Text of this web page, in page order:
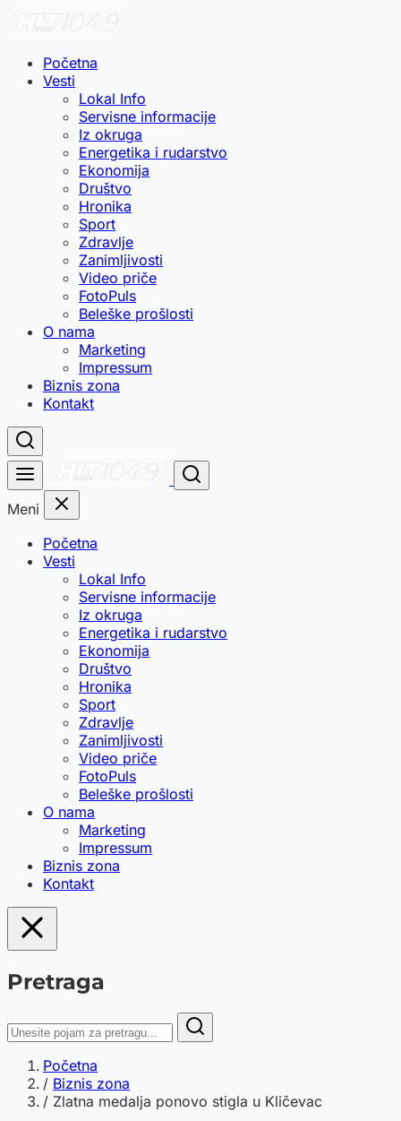
Početna
Vesti
Lokal Info
Servisne informacije
Iz okruga
Energetika i rudarstvo
Ekonomija
Društvo
Hronika
Sport
Zdravlje
Zanimljivosti
Video priče
FotoPuls
Beleške prošlosti
O nama
Marketing
Impressum
Biznis zona
Kontakt
Meni
Početna
Vesti
Lokal Info
Servisne informacije
Iz okruga
Energetika i rudarstvo
Ekonomija
Društvo
Hronika
Sport
Zdravlje
Zanimljivosti
Video priče
FotoPuls
Beleške prošlosti
O nama
Marketing
Impressum
Biznis zona
Kontakt
Pretraga
Početna
/ Biznis zona
/ Zlatna medalja ponovo stigla u Kličevac